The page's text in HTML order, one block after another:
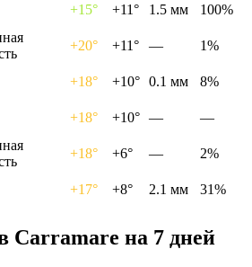
+15° +11° 1.5 мм
100%
+20° +11° —
1%
+18° +10° 0.1 мм
8%
+18° +10° —
—
+18° +6° —
2%
+17° +8° 2.1 мм 31%
Carramarе на 7 дней